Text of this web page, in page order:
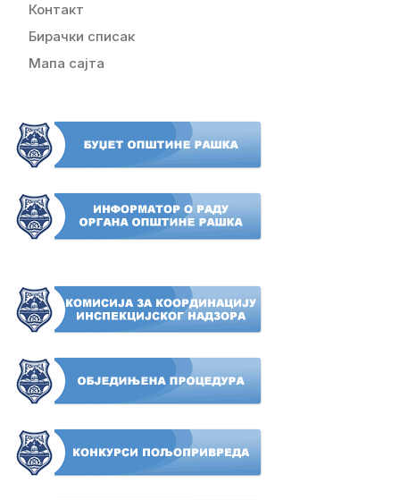
Контакт
Бирачки списак
Мапа сајта